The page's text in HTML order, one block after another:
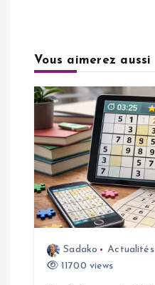
t
o
n
d
Vous aimerez aussi
Sadako Actualités
11700 views